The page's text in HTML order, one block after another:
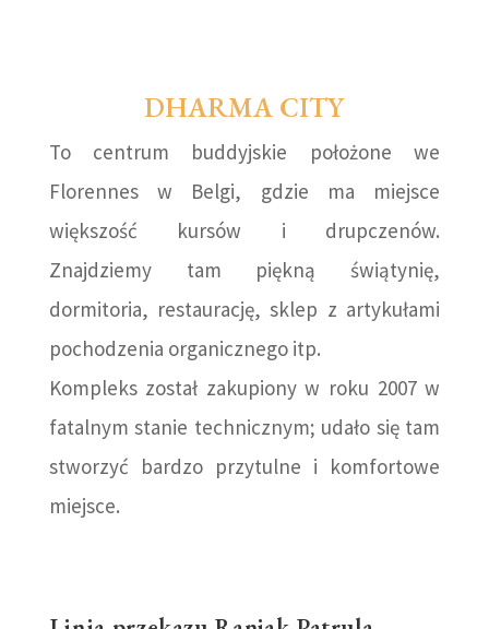
DHARMA CITY
To centrum buddyjskie położone we
Florennes w Belgi, gdzie ma miejsce
większość kursów i drupczenów.
Znajdziemy tam piękną świątynię,
dormitoria, restaurację, sklep z artykułami
pochodzenia organicznego itp.
Kompleks został zakupiony w roku 2007 w
fatalnym stanie technicznym; udało się tam
stworzyć bardzo przytulne i komfortowe
miejsce.